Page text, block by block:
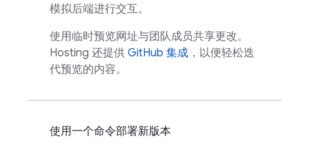
模拟后端进行交互。
使用临时预览网址与团队成员共享更改。
Hosting 还提供 GitHub 集成 ，以便轻松迭
代预览的内容。
使用一个命令部署新版本